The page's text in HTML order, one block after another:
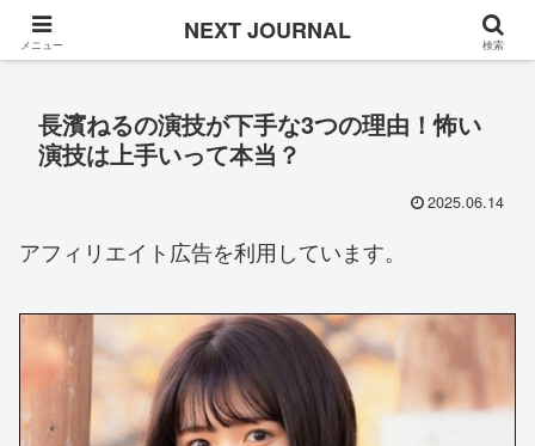
Once in a while
長濱ねるの演技が下手な3つの理由！怖い
演技は上手いって本当？
2025.06.14
アフィリエイト広告を利用しています。
メニュー NEXT JOURNAL 検索